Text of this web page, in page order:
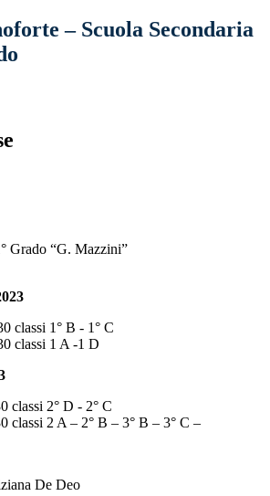
– Scuola Secondaria
Grado “G. Mazzini”
classi 1° B - 1° C
classi 1 A -1 D
classi 2° D - 2° C
classi 2 A – 2° B – 3° B – 3° C –
De Deo